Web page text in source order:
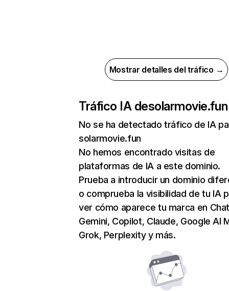
Mostrar detalles del tráfico →
Tráfico IA desolarmovie.fun
No se ha detectado tráfico de IA
solarmovie.fun
No hemos encontrado visitas de
plataformas de IA a este dominio.
Prueba a introducir un dominio
o comprueba la visibilidad de tu IA
ver cómo aparece tu marca en
Gemini, Copilot, Claude, Google AI
Grok, Perplexity y más.